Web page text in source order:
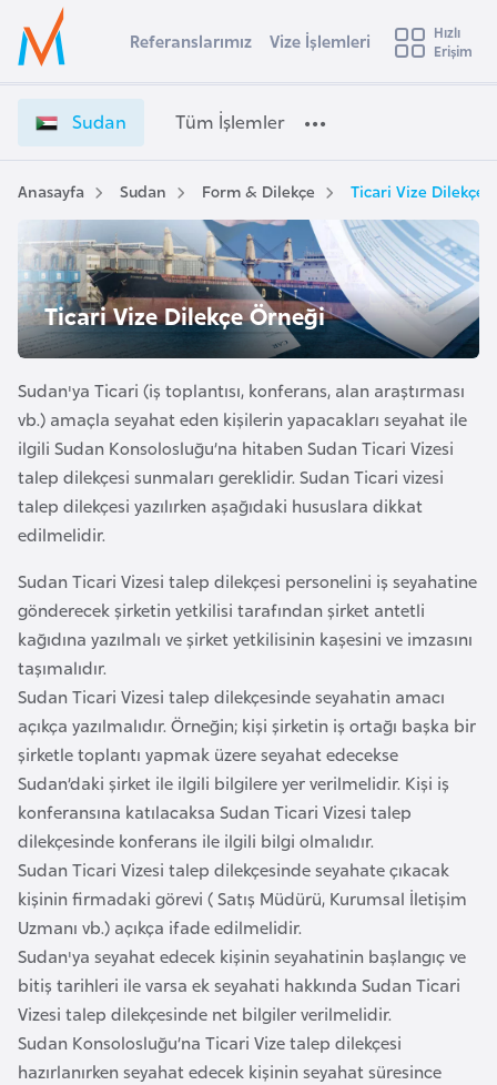
Ülke Seçimi
Başvuru yapmak istediğiniz ülkeyi seçin
Üye
Girişi
u
a
n
V
i
z
e
İ
ş
m
l
e
r
i
e
t
ş
Referanslarımız Vize İşlemleri
Hızlı
Erişim
Sudan Tüm İşlemler
Anasayfa Sudan Form & Dilekçe Ticari Vize Dilekçe
Ticari Vize Dilekçe Örneği
Sudan'ya Ticari (iş toplantısı, konferans, alan araştırması
vb.) amaçla seyahat eden kişilerin yapacakları seyahat ile
ilgili Sudan Konsolosluğu’na hitaben Sudan Ticari Vizesi
talep dilekçesi sunmaları gereklidir. Sudan Ticari vizesi
talep dilekçesi yazılırken aşağıdaki hususlara dikkat
edilmelidir.
Sudan Ticari Vizesi talep dilekçesi personelini iş seyahatine
gönderecek şirketin yetkilisi tarafından şirket antetli
kağıdına yazılmalı ve şirket yetkilisinin kaşesini ve imzasını
taşımalıdır.
Sudan Ticari Vizesi talep dilekçesinde seyahatin amacı
açıkça yazılmalıdır. Örneğin; kişi şirketin iş ortağı başka bir
şirketle toplantı yapmak üzere seyahat edecekse
Sudan’daki şirket ile ilgili bilgilere yer verilmelidir. Kişi iş
konferansına katılacaksa Sudan Ticari Vizesi talep
dilekçesinde konferans ile ilgili bilgi olmalıdır.
Sudan Ticari Vizesi talep dilekçesinde seyahate çıkacak
kişinin firmadaki görevi ( Satış Müdürü, Kurumsal İletişim
Uzmanı vb.) açıkça ifade edilmelidir.
Sudan'ya seyahat edecek kişinin seyahatinin başlangıç ve
bitiş tarihleri ile varsa ek seyahati hakkında Sudan Ticari
Vizesi talep dilekçesinde net bilgiler verilmelidir.
Sudan Konsolosluğu’na Ticari Vize talep dilekçesi
hazırlanırken seyahat edecek kişinin seyahat süresince
s
t
r
a
A
v
u
s
t
u
r
y
a
A
e
r
b
a
y
c
B
a
h
r
e
y
n